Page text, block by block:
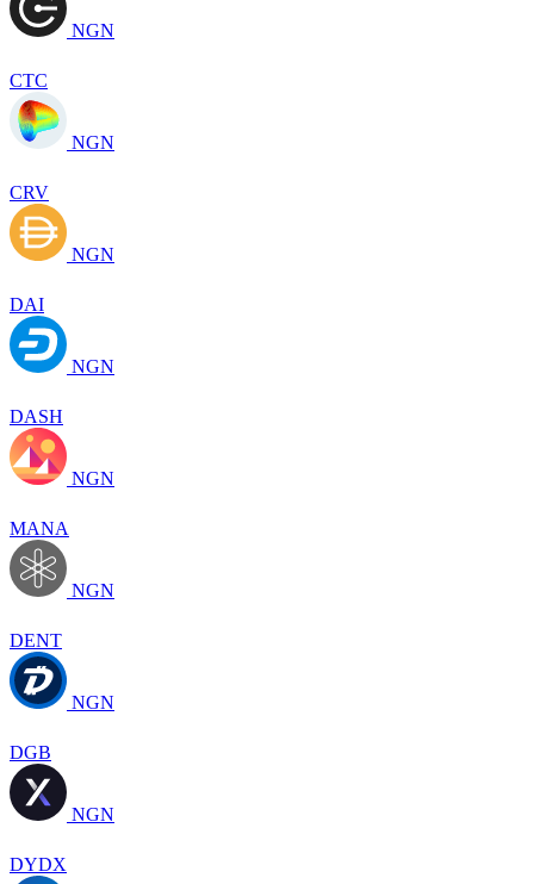
NGN
CTC
NGN
CRV
NGN
DAI
NGN
DASH
NGN
MANA
NGN
DENT
NGN
DGB
NGN
DYDX